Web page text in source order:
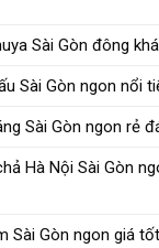
Sài Gòn đông
Sài Gòn ngon nổi
Sài Gòn ngon rẻ
Hà Nội Sài Gòn
Sài Gòn ngon giá